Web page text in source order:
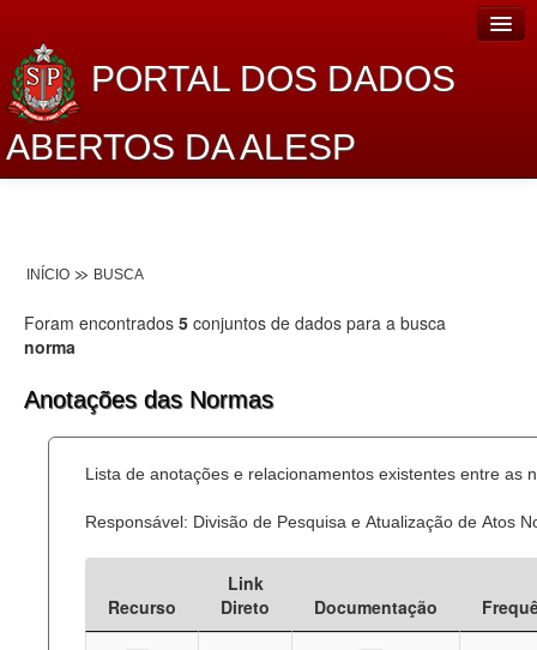
PORTAL DOS DADOS
ABERTOS DA ALESP
Lei de Acesso à Informação
Dados Governamentais Abertos
Planejamento
Catálogo de dados
Processo Legislativo
Administração
INÍCIO BUSCA
Foram encontrados 5 conjuntos de dados para a busca
norma
Anotações das Normas
Lista de anotações e relacionamentos existentes entre as
Responsável: Divisão de Pesquisa e Atualização de Atos
Recurso
Link
Direto
Documentação